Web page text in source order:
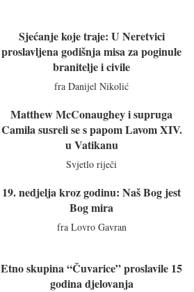
Sjećanje koje traje: U Neretvici
proslavljena godišnja misa za poginule
branitelje i civile
fra Danijel Nikolić
Matthew McConaughey i supruga
Camila susreli se s papom Lavom XIV.
u Vatikanu
Svjetlo riječi
19. nedjelja kroz godinu: Naš Bog jest
Bog mira
fra Lovro Gavran
Etno skupina “Čuvarice” proslavile 15
godina djelovanja